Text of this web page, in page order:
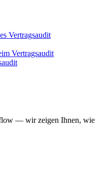
Vertragsaudit
Vertragsaudit
— wir zeigen Ihnen, wie